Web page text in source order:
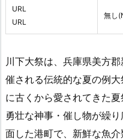
URL
URL
無し
川下大祭は、兵庫県美方
催される伝統的な夏の例
に古くから愛されてきた
勇壮な神事・催し物が繰
面した港町で、新鮮な魚